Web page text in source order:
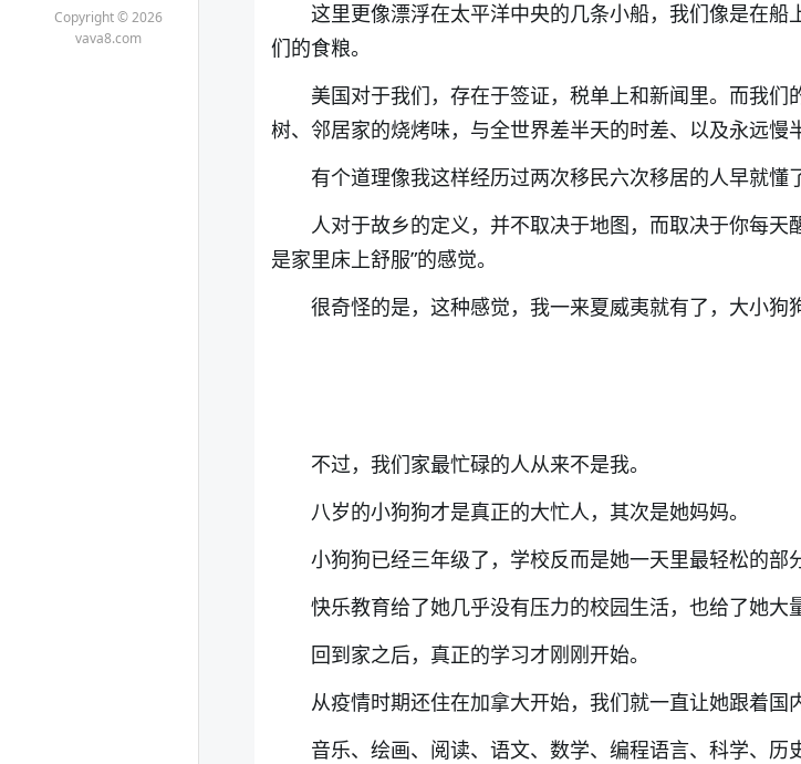
Copyright © 2026
vava8.com
这里更像漂浮在太平洋中央的几条小船，我们像是在船
们的食粮。
美国对于我们，存在于签证，税单上和新闻里。而我们
树、邻居家的烧烤味，与全世界差半天的时差、以及永远慢
有个道理像我这样经历过两次移民六次移居的人早就懂了
人对于故乡的定义，并不取决于地图，而取决于你每天
是家里床上舒服”的感觉。
很奇怪的是，这种感觉，我一来夏威夷就有了，大小狗
不过，我们家最忙碌的人从来不是我。
八岁的小狗狗才是真正的大忙人，其次是她妈妈。
小狗狗已经三年级了，学校反而是她一天里最轻松的部
快乐教育给了她几乎没有压力的校园生活，也给了她大
回到家之后，真正的学习才刚刚开始。
从疫情时期还住在加拿大开始，我们就一直让她跟着国
音乐、绘画、阅读、语文、数学、编程语言、科学、